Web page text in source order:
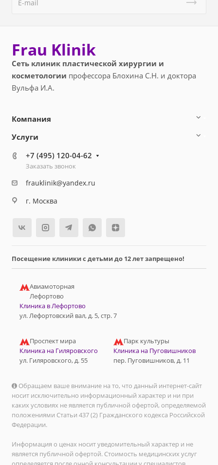
Frau Klinik
Сеть клиник пластической хирургии и
косметологии профессора Блохина С.Н. и доктора
Вульфа И.А.
Компания
Услуги
+7 (495) 120-04-62
Заказать звонок
frauklinik@yandex.ru
г. Москва
Посещение клиники с детьми до 12 лет запрещено!
Авиамоторная
Лефортово
Клиника в Лефортово
ул. Лефортовский вал, д. 5, стр. 7
Проспект мира
Клиника на Гиляровского
ул. Гиляровского, д. 55
Парк культуры
Клиника на Пуговишников
пер. Пуговишников, д. 11
Обращаем ваше внимание на то, что данный интернет-сайт
носит исключительно информационный характер и ни при
каких условиях не является публичной офертой, определяемой
положениями Статьи 437 (2) Гражданского кодекса Российской
Федерации.
Информация о ценах носит уведомительный характер и не
является публичной офертой. Стоимость медицинских услуг